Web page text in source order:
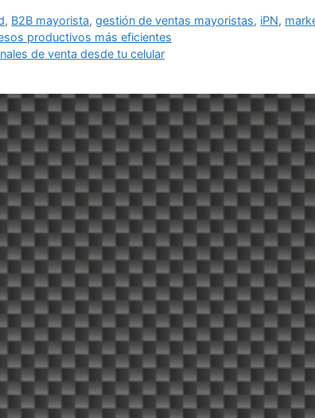
, B2B mayorista,gestión de ventas mayoristas, iPN,
productivos más eficientes
de venta desde tu celular